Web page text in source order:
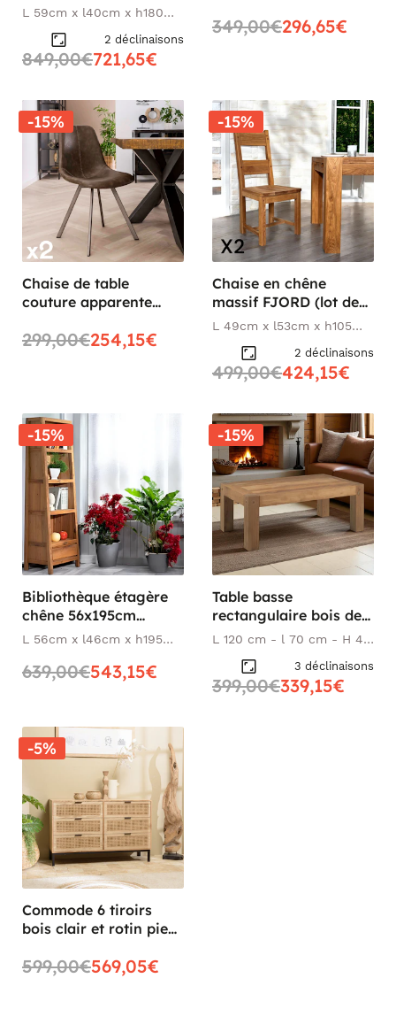
L 59cm x l40cm x h180
2 déclinaisons
849,00€721,65€
349,00€296,65€
-15%
Chaise de table
couture apparente
HELSINKI (lot de 2)
299,00€254,15€
-15%
Chaise en chêne
massif FJORD (lot de
2)L 49cm x l53cm x h105
2 déclinaisons
499,00€424,15€
-15%
Bibliothèque étagère
chêne 56x195cm
FJORD
L 56cm x l46cm x h195
639,00€543,15€
-15%
Table basse
rectangulaire bois de
chêne FJORD
L 120 cm - l 70 cm - H 45
3 déclinaisons
399,00€339,15€
-5%
Commode 6 tiroirs
bois clair et rotin pieds
599,00€569,05€